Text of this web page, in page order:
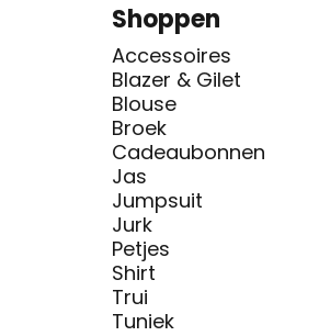
Shoppen
Accessoires
Blazer & Gilet
Blouse
Broek
Cadeaubonnen
Jas
Jumpsuit
Jurk
Petjes
Shirt
Trui
Tuniek